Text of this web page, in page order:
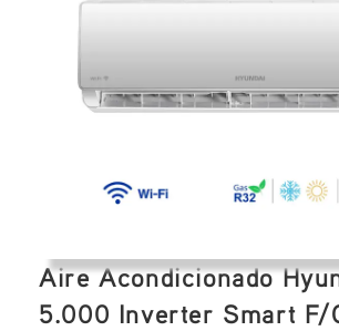
Aire Acondicionado
5.000 Inverter Smart F/